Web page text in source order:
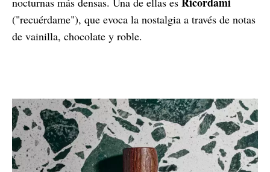
("recuérdame"), que evoca la nostalgia a través de notas
de vainilla, chocolate y roble.